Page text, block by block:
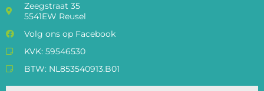
Zeegstraat 35
5541EW Reusel
Volg ons op Facebook
KVK: 59546530
BTW: NL853540913.B01